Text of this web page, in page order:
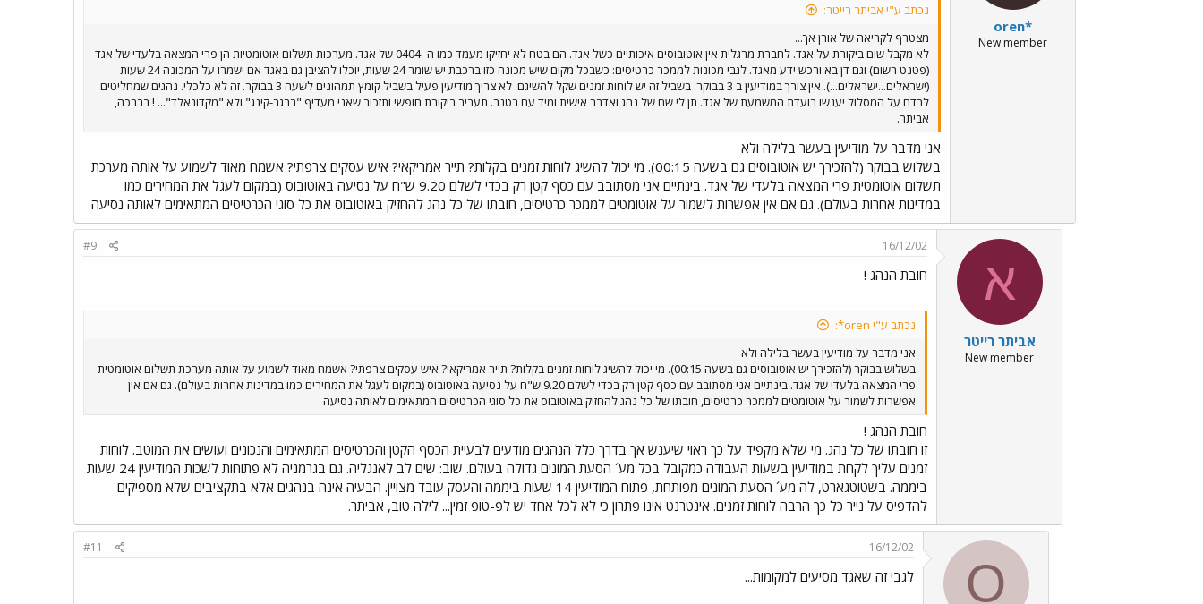
oren*
New member
נכתב ע"י אביתר רייטר:
מצטרף לקריאה של אורן אך...
לא מקבל שום ביקורת על אגד. לחברת מרגלית אין אוטובוסים איכותיים כשל אגד. הם בטח לא יחזיקו מעמד כמו ה- 0404 של אגד. מערכות תשלום אוטומטיות הן פרי המצאה בלעדי של אגד
(פטנט רשום) וגם דן בא ורכש ידע מאגד. לגבי מכונות לממכר כרטיסים: כשבכל מקום שיש מכונה כזו ברכבת יש שומר 24 שעות, יוכלו להציבן גם באגד אם ישמרו על המכונה 24 שעות
(ישראלים...ישראלים...). אין צורך במודיעין ב 3 בבוקר. בשביל זה יש לוחות זמנים שקל להשיגם. לא צריך מודיעין פעיל בשביל קומץ תמהונים לשעה 3 בבוקר. זה לא כלכלי. נהגים שמחליטים
לבדם על המסלול יענשו בועדת המשמעת של אגד. תן לי שם של נהג ואדבר אישית ומיד עם רטנר. תעביר ביקורת חופשי ותזכור שאני מעדיף "ברגר-קינג" ולא "מקדונאלד"... ! בברכה,
אביתר.
אני מדבר על מודיעין בעשר בלילה ולא
בשלוש בבוקר (להזכירך יש אוטובוסים גם בשעה 00:15). מי יכול להשיג לוחות זמנים בקלות? תייר אמריקאי? איש עסקים צרפתי? אשמח מאוד לשמוע על אותה מערכת
תשלום אוטומטית פרי המצאה בלעדי של אגד. בינתיים אני מסתובב עם כסף קטן רק בכדי לשלם 9.20 ש"ח על נסיעה באוטובוס (במקום לעגל את המחירים כמו
במדינות אחרות בעולם). גם אם אין אפשרות לשמור על אוטומטים לממכר כרטיסים, חובתו של כל נהג להחזיק באוטובוס את כל סוגי הכרטיסים המתאימים לאותה נסיעה
א
אביתר רייטר
New member
16/12/02
#9
חובת הנהג !
נכתב ע"י oren*:
אני מדבר על מודיעין בעשר בלילה ולא
בשלוש בבוקר (להזכירך יש אוטובוסים גם בשעה 00:15). מי יכול להשיג לוחות זמנים בקלות? תייר אמריקאי? איש עסקים צרפתי? אשמח מאוד לשמוע על אותה מערכת תשלום אוטומטית
פרי המצאה בלעדי של אגד. בינתיים אני מסתובב עם כסף קטן רק בכדי לשלם 9.20 ש"ח על נסיעה באוטובוס (במקום לעגל את המחירים כמו במדינות אחרות בעולם). גם אם אין
אפשרות לשמור על אוטומטים לממכר כרטיסים, חובתו של כל נהג להחזיק באוטובוס את כל סוגי הכרטיסים המתאימים לאותה נסיעה
חובת הנהג !
זו חובתו של כל נהג. מי שלא מקפיד על כך ראוי שיענש אך בדרך כלל הנהגים מודעים לבעיית הכסף הקטן והכרטיסים המתאימים והנכונים ועושים את המוטב. לוחות
זמנים עליך לקחת במודיעין בשעות העבודה כמקובל בכל מע´ הסעת המונים גדולה בעולם. שוב: שים לב לאנגליה. גם בגרמניה לא פתוחות לשכות המודיעין 24 שעות
ביממה. בשטוטגארט, לה מע´ הסעת המונים מפותחת, פתוח המודיעין 14 שעות ביממה והעסק עובד מצויין. הבעיה אינה בנהגים אלא בתקציבים שלא מספיקים
להדפיס על נייר כל כך הרבה לוחות זמנים. אינטרנט אינו פתרון כי לא לכל אחד יש לפ-טופ זמין... לילה טוב, אביתר.
O
16/12/02
#11
לגבי זה שאגד מסיעים למקומות...